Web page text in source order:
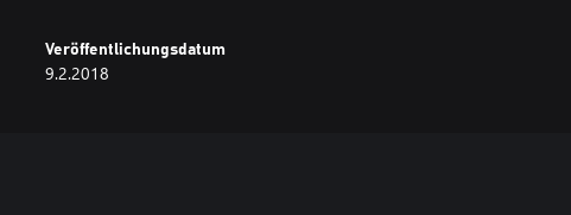
Veröffentlichungsdatum
9.2.2018